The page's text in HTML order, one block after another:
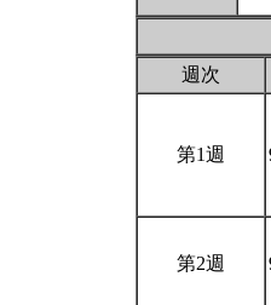
週次
第1週
第2週